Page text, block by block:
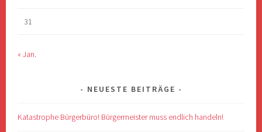
31
« Jan.
NEUESTE BEITRÄGE
Katastrophe Bürgerbüro! Bürgermeister muss endlich handeln!